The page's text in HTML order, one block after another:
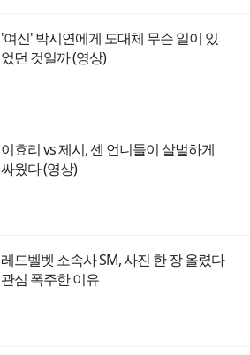
'여신' 박시연에게 도대체 무슨 일이 있
었던 것일까 (영상)
이효리 vs 제시, 센 언니들이 살벌하게
싸웠다 (영상)
레드벨벳 소속사 SM, 사진 한 장 올렸다
관심 폭주한 이유